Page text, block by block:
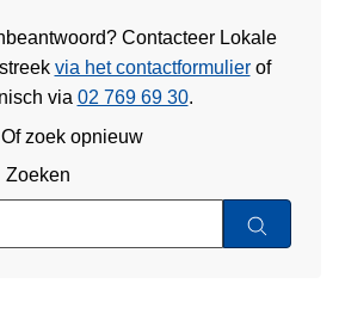
Contacteer Lokale
via het contactformulierof
via 02 769 69 30.
Of zoek opnieuw
Zoeken